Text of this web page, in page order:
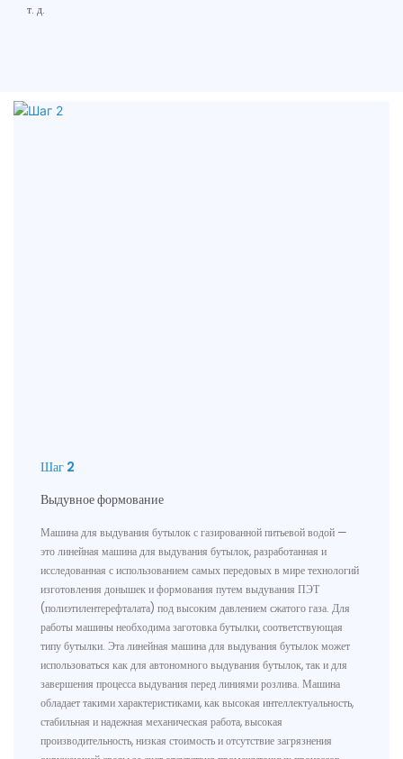
т. д.
Шаг 2
Выдувное формование
Машина для выдувания бутылок с газированной питьевой водой —
это линейная машина для выдувания бутылок, разработанная и
исследованная с использованием самых передовых в мире технологий
изготовления донышек и формования путем выдувания ПЭТ
(полиэтилентерефталата) под высоким давлением сжатого газа. Для
работы машины необходима заготовка бутылки, соответствующая
типу бутылки. Эта линейная машина для выдувания бутылок может
использоваться как для автономного выдувания бутылок, так и для
завершения процесса выдувания перед линиями розлива. Машина
обладает такими характеристиками, как высокая интеллектуальность,
стабильная и надежная механическая работа, высокая
производительность, низкая стоимость и отсутствие загрязнения